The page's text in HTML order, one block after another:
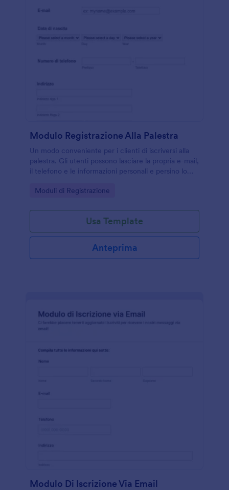
Modulo Registrazione Alla Palestra
Un modo conveniente per i clienti di iscriversi alla
palestra. Gli utenti possono lasciare la propria e-mail,
il telefono e le informazioni personali e persino lo
Go to Category:
Moduli di Registrazione
Usa Template
Anteprima
Modulo Di Iscrizione Via Email